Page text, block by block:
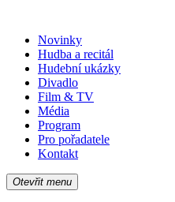
Novinky
Hudba a recitál
Hudební ukázky
Divadlo
Film & TV
Média
Program
Pro pořadatele
Kontakt
Otevřit menu